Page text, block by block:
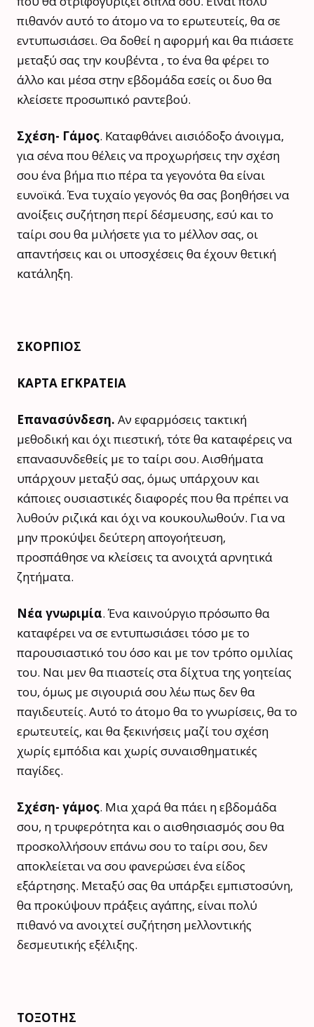
πιθανόν αυτό το άτομο να το ερωτευτείς, θα σε
εντυπωσιάσει. Θα δοθεί η αφορμή και θα πιάσετε
μεταξύ σας την κουβέντα , το ένα θα φέρει το
άλλο και μέσα στην εβδομάδα εσείς οι δυο θα
κλείσετε προσωπικό ραντεβού.
Σχέση- Γάμος. Καταφθάνει αισιόδοξο άνοιγμα,
για σένα που θέλεις να προχωρήσεις την σχέση
σου ένα βήμα πιο πέρα τα γεγονότα θα είναι
ευνοϊκά. Ένα τυχαίο γεγονός θα σας βοηθήσει να
ανοίξεις συζήτηση περί δέσμευσης, εσύ και το
ταίρι σου θα μιλήσετε για το μέλλον σας, οι
απαντήσεις και οι υποσχέσεις θα έχουν θετική
κατάληξη.
ΣΚΟΡΠΙΟΣ
ΚΑΡΤΑ ΕΓΚΡΑΤΕΙΑ
Επανασύνδεση. Αν εφαρμόσεις τακτική
μεθοδική και όχι πιεστική, τότε θα καταφέρεις να
επανασυνδεθείς με το ταίρι σου. Αισθήματα
υπάρχουν μεταξύ σας, όμως υπάρχουν και
κάποιες ουσιαστικές διαφορές που θα πρέπει να
λυθούν ριζικά και όχι να κουκουλωθούν. Για να
μην προκύψει δεύτερη απογοήτευση,
προσπάθησε να κλείσεις τα ανοιχτά αρνητικά
ζητήματα.
Νέα γνωριμία. Ένα καινούργιο πρόσωπο θα
καταφέρει να σε εντυπωσιάσει τόσο με το
παρουσιαστικό του όσο και με τον τρόπο ομιλίας
του. Ναι μεν θα πιαστείς στα δίχτυα της γοητείας
του, όμως με σιγουριά σου λέω πως δεν θα
παγιδευτείς. Αυτό το άτομο θα το γνωρίσεις, θα το
ερωτευτείς, και θα ξεκινήσεις μαζί του σχέση
χωρίς εμπόδια και χωρίς συναισθηματικές
παγίδες.
Σχέση- γάμος. Μια χαρά θα πάει η εβδομάδα
σου, η τρυφερότητα και ο αισθησιασμός σου θα
προσκολλήσουν επάνω σου το ταίρι σου, δεν
αποκλείεται να σου φανερώσει ένα είδος
εξάρτησης. Μεταξύ σας θα υπάρξει εμπιστοσύνη,
θα προκύψουν πράξεις αγάπης, είναι πολύ
πιθανό να ανοιχτεί συζήτηση μελλοντικής
δεσμευτικής εξέλιξης.
ΤΟΞΟΤΗΣ